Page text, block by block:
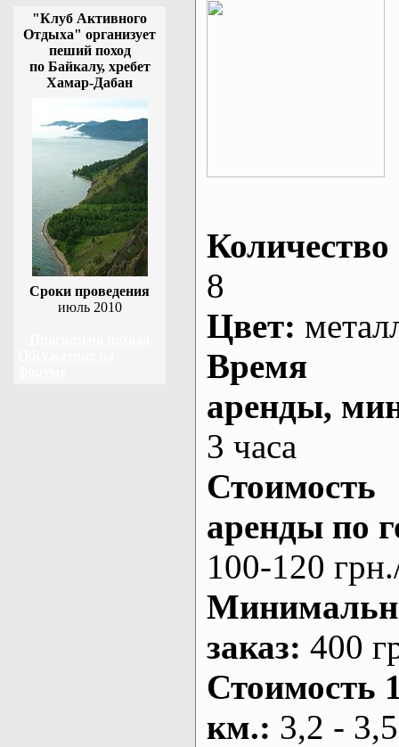
"Клуб Активного
Отдыха" организует
пеший поход
по Байкалу, хребет
Хамар-Дабан
Сроки проведения
июль 2010
Количество
8
Цвет:
Время
аренды,
3 часа
Стоимость
аренды по
100-120
заказ: 400
Стоимость
км.: 3,2 -